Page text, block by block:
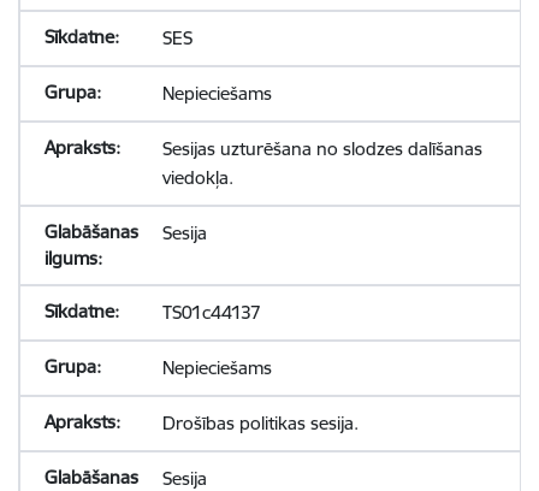
SES
Nepieciešams
Sesijas uzturēšana no slodzes dalīšanas
viedokļa.
Sesija
TS01c44137
Nepieciešams
Drošības politikas sesija.
Sesija